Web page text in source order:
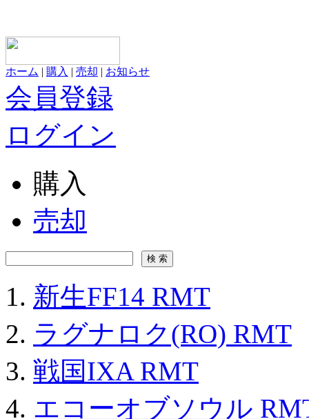
ホーム | 購入 | 売却 | お知らせ
会員登録
ログイン
購入
売却
新生FF14 RMT
ラグナロク(RO) RMT
戦国IXA RMT
エコーオブソウル